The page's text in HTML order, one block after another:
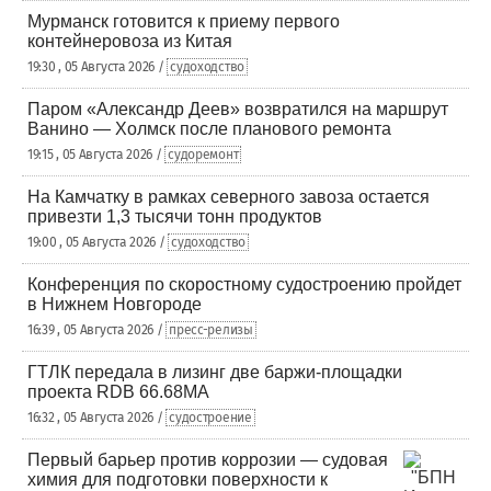
Мурманск готовится к приему первого
контейнеровоза из Китая
19:30 , 05 Августа 2026 / судоходство
Паром «Александр Деев» возвратился на маршрут
Ванино — Холмск после планового ремонта
19:15 , 05 Августа 2026 / судоремонт
На Камчатку в рамках северного завоза остается
привезти 1,3 тысячи тонн продуктов
19:00 , 05 Августа 2026 / судоходство
Конференция по скоростному судостроению пройдет
в Нижнем Новгороде
16:39 , 05 Августа 2026 / пресс-релизы
ГТЛК передала в лизинг две баржи-площадки
проекта RDB 66.68МА
16:32 , 05 Августа 2026 / судостроение
Первый барьер против коррозии — судовая
химия для подготовки поверхности к